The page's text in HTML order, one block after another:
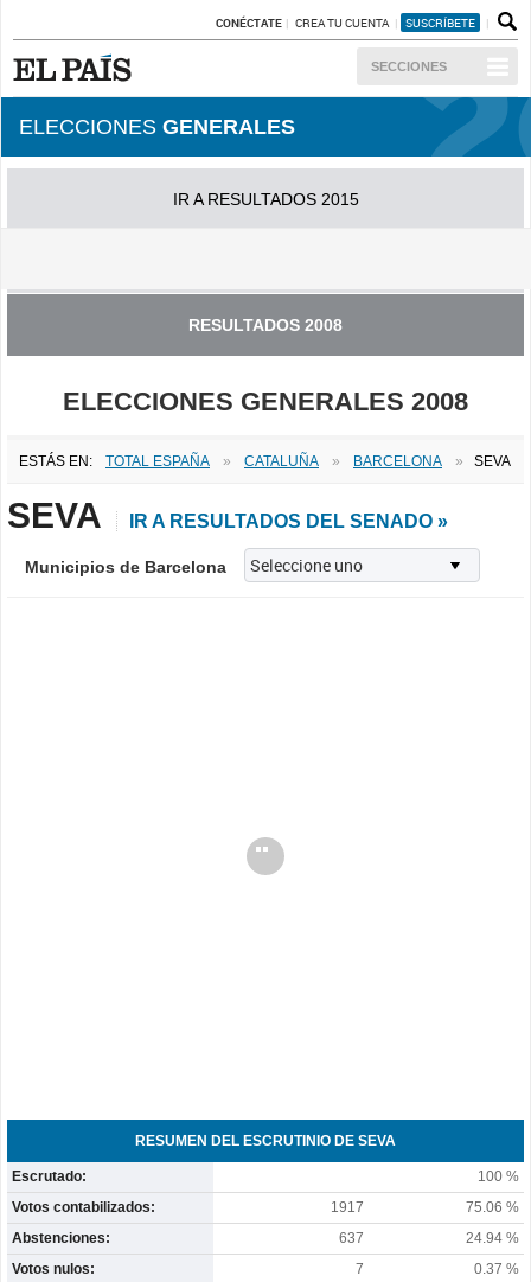
CONÉCTATE CREA TU CUENTA SUSCRÍBETE
SECCIONES
ELECCIONES GENERALES
IR A RESULTADOS 2015
RESULTADOS 2008
ELECCIONES GENERALES 2008
ESTÁS EN: TOTAL ESPAÑA » CATALUÑA » BARCELONA » SEVA
SEVA IR A RESULTADOS DEL SENADO »
Municipios de Barcelona
RESUMEN DEL ESCRUTINIO DE SEVA
Escrutado:
100 %
Votos contabilizados:
1917
75.06 %
Abstenciones:
637
24.94 %
Votos nulos:
7
0.37 %